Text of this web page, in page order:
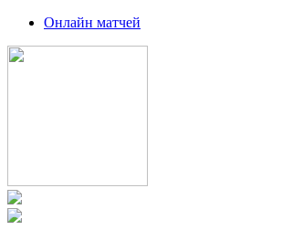
Онлайн матчей